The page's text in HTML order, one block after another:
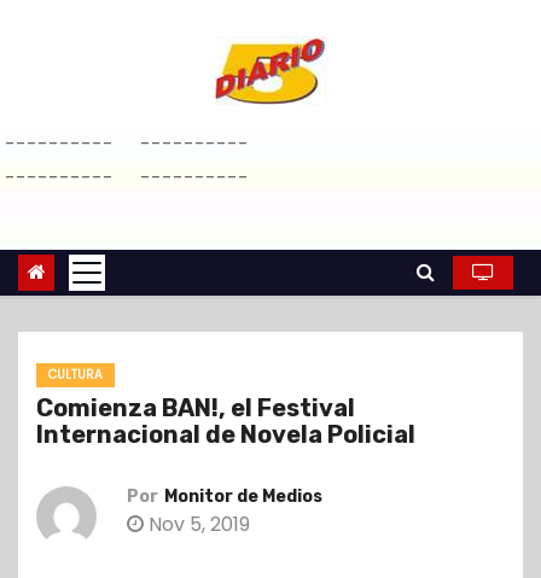
a
r
l
----------
----------
----------
----------
CULTURA
Comienza BAN!, el Festival
Internacional de Novela Policial
Por Monitor de Medios
Nov 5, 2019